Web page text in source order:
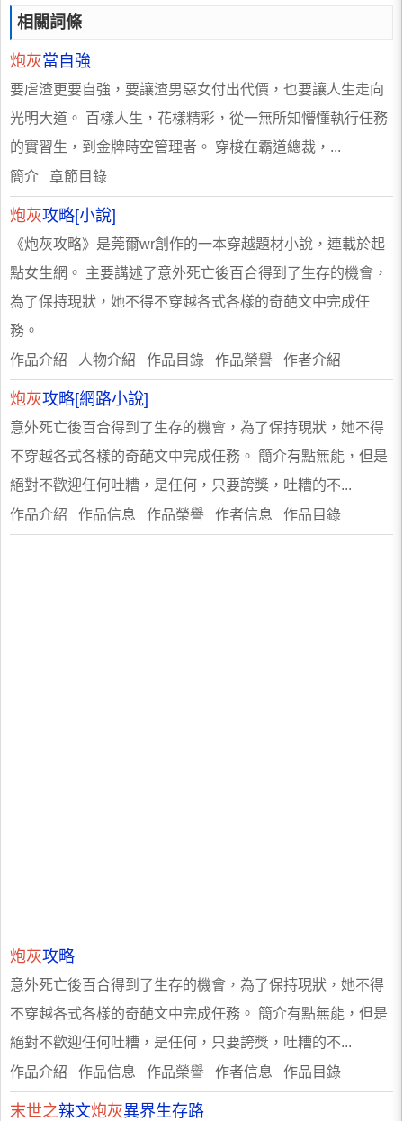
相關詞條
炮灰當自強
要虐渣更要自強，要讓渣男惡女付出代價，也要讓人生走向
光明大道。 百樣人生，花樣精彩，從一無所知懵懂執行任務
的實習生，到金牌時空管理者。 穿梭在霸道總裁，...
簡介 章節目錄
炮灰攻略[小說]
《炮灰攻略》是莞爾wr創作的一本穿越題材小說，連載於起
點女生網。 主要講述了意外死亡後百合得到了生存的機會，
為了保持現狀，她不得不穿越各式各樣的奇葩文中完成任
務。
作品介紹 人物介紹 作品目錄 作品榮譽 作者介紹
炮灰攻略[網路小說]
意外死亡後百合得到了生存的機會，為了保持現狀，她不得
不穿越各式各樣的奇葩文中完成任務。 簡介有點無能，但是
絕對不歡迎任何吐糟，是任何，只要誇獎，吐糟的不...
作品介紹 作品信息 作品榮譽 作者信息 作品目錄
炮灰攻略
意外死亡後百合得到了生存的機會，為了保持現狀，她不得
不穿越各式各樣的奇葩文中完成任務。 簡介有點無能，但是
絕對不歡迎任何吐糟，是任何，只要誇獎，吐糟的不...
作品介紹 作品信息 作品榮譽 作者信息 作品目錄
末世之辣文炮灰異界生存路